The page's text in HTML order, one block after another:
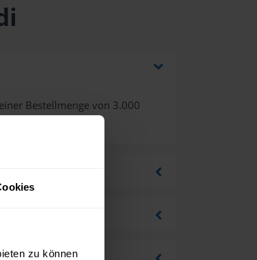
zu können
Bestellmenge von 3.000